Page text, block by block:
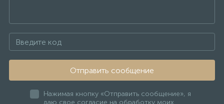
Отправить сообщение
Нажимая кнопку «Отправить сообщение», я
даю свое согласие на обработку моих